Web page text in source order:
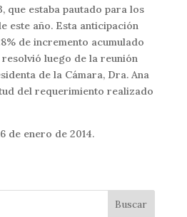
que estaba pautado para los
este año. Esta anticipación
de incremento acumulado
resolvió luego de la reunión
de la Cámara, Dra. Ana
del requerimiento realizado
de enero de 2014.
Buscar